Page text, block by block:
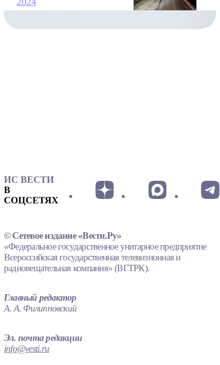
ИС ВЕСТИ
В
СОЦСЕТЯХ
© Сетевое издание «Вести.Ру»
«Федеральное государственное унитарное предприятие
Всероссийская государственная телевизионная и
радиовещательная компания» (ВГТРК).
Главный редактор
А. А. Филипповский
Эл. почта редакции
info@vesti.ru